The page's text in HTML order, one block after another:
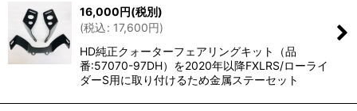
16,000円(税別)
(税込: 17,600円)
HD純正クォーターフェアリングキット（品
番:57070-97DH）を2020年以降FXLRS/ローライ
ダーS用に取り付けるため金属ステーセット